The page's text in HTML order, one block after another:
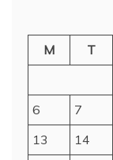
M
T
6
7
13
14